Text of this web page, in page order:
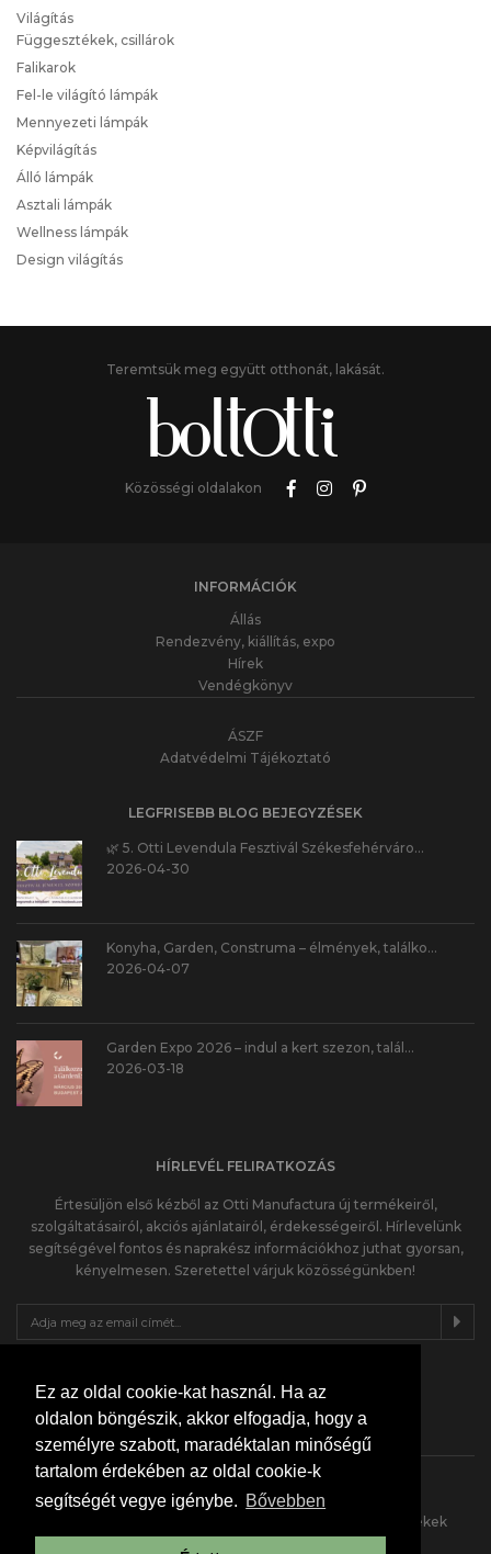
Ez az oldal cookie-kat használ. Ha az
oldalon böngészik, akkor elfogadja, hogy a
személyre szabott, maradéktalan minőségű
tartalom érdekében az oldal cookie-k
segítségét vegye igénybe. Bővebben
Világítás
Függesztékek, csillárok
Falikarok
Fel-le világító lámpák
Mennyezeti lámpák
Képvilágítás
Álló lámpák
Asztali lámpák
Wellness lámpák
Design világítás
Teremtsük meg együtt otthonát, lakását.
Közösségi oldalakon
INFORMÁCIÓK
Állás
Rendezvény, kiállítás, expo
Hírek
Vendégkönyv
ÁSZF
Adatvédelmi Tájékoztató
LEGFRISEBB BLOG BEJEGYZÉSEK
🌿 5. Otti Levendula Fesztivál Székesfehérváro…
2026-04-30
Konyha, Garden, Construma – élmények, találko…
2026-04-07
Garden Expo 2026 – indul a kert szezon, talál…
2026-03-18
HÍRLEVÉL FELIRATKOZÁS
Értesüljön első kézből az Otti Manufactura új termékeiről,
szolgáltatásairól, akciós ajánlatairól, érdekességeiről. Hírlevelünk
segítségével fontos és naprakész információkhoz juthat gyorsan,
kényelmesen. Szeretettel várjuk közösségünkben!
KÖVESS MINKET INSTÁN
Otti Manufactura, teljes körű tervezés, kivitelezés, termékek